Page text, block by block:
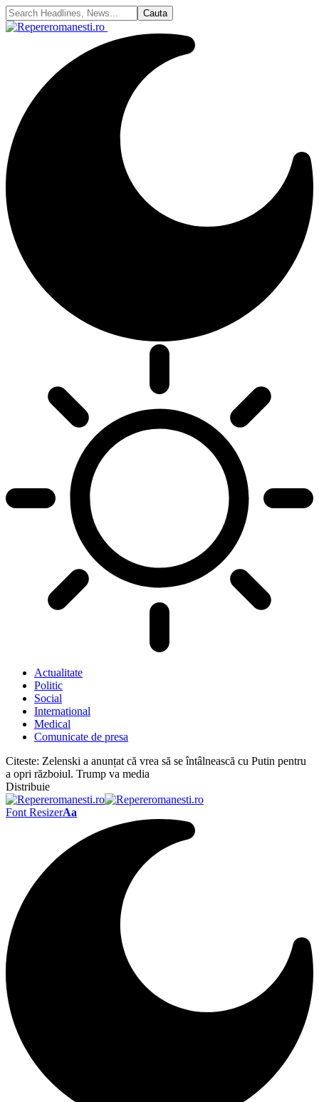
Actualitate
Politic
Social
International
Medical
Comunicate de presa
Citeste: Zelenski a anunțat că vrea să se întâlnească cu Putin pentru
a opri războiul. Trump va media
Distribuie
Font ResizerAa